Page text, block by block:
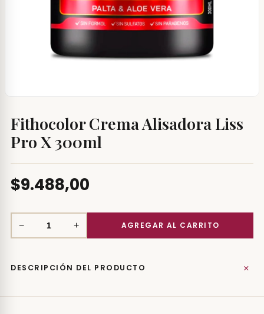
Fithocolor Crema Alisadora Liss
Pro X 300ml
$9.488,00
− +
DESCRIPCIÓN DEL PRODUCTO +